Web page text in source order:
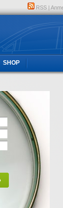
RSS |
SHOP